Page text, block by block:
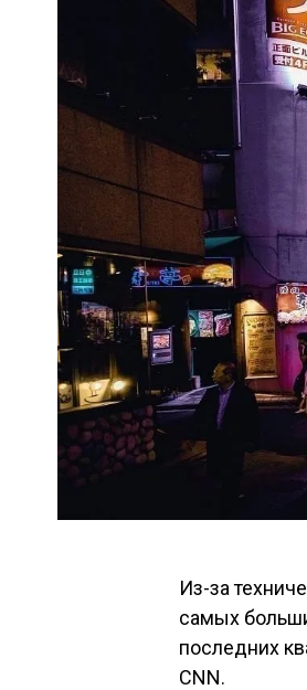
Из-за
самых
последних
CNN.